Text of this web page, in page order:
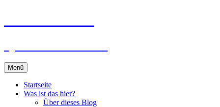
Menü
Startseite
Was ist das hier?
Über dieses Blog